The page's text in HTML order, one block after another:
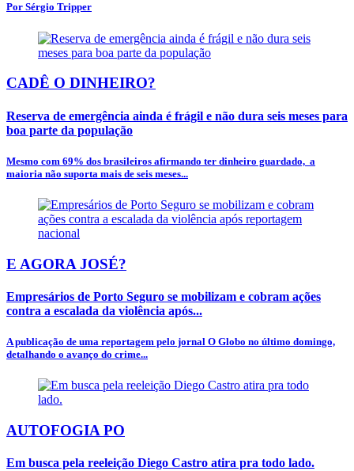
Por Sérgio Tripper
CADÊ O DINHEIRO?
Reserva de emergência ainda é frágil e não dura seis meses para
boa parte da população
Mesmo com 69% dos brasileiros afirmando ter dinheiro guardado, a
maioria não suporta mais de seis meses...
E AGORA JOSÉ?
Empresários de Porto Seguro se mobilizam e cobram ações
contra a escalada da violência após...
A publicação de uma reportagem pelo jornal O Globo no último domingo,
detalhando o avanço do crime...
AUTOFOGIA PO
Em busca pela reeleição Diego Castro atira pra todo lado.